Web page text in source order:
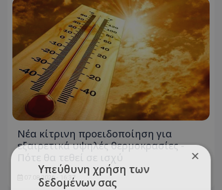
Νέα κίτρινη προειδοποίηση για
εξαιρετικά υψηλές θερμοκρασίες -
07.08.2026 - 16:37
×
Υπεύθυνη χρήση των
δεδομένων σας